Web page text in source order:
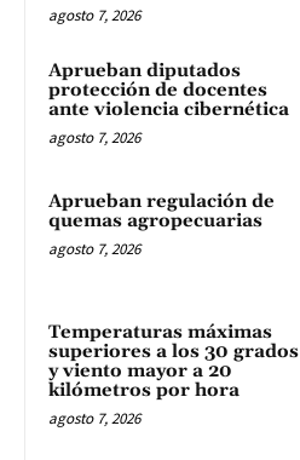
agosto 7, 2026
Aprueban diputados
protección de docentes
ante violencia cibernética
agosto 7, 2026
Aprueban regulación de
quemas agropecuarias
agosto 7, 2026
Temperaturas máximas
superiores a los 30 grados
y viento mayor a 20
kilómetros por hora
agosto 7, 2026